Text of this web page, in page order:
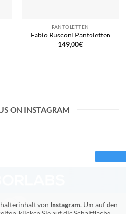
PANTOLETTEN
Fabio Rusconi Pantoletten
149,00€
ON INSTAGRAM
von Instagram. Um auf den